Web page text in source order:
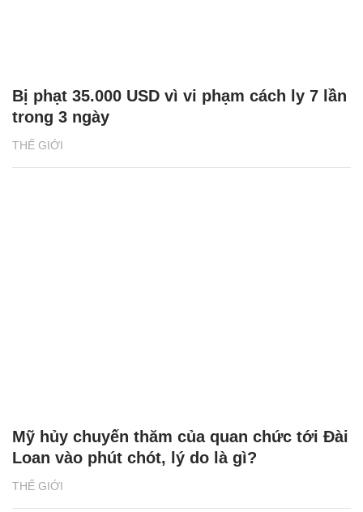
THẾ GIỚI
Bị phạt 35.000 USD vì vi phạm cách ly 7 lần
trong 3 ngày
THẾ GIỚI
Mỹ hủy chuyến thăm của quan chức tới Đài
Loan vào phút chót, lý do là gì?